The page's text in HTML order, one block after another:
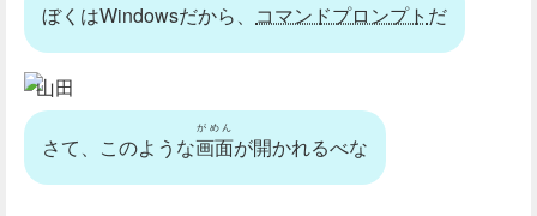
ぼくはWindowsだから、 コマンドプロンプト だ
山田
さて、このような画面
がめん
が開かれるべな